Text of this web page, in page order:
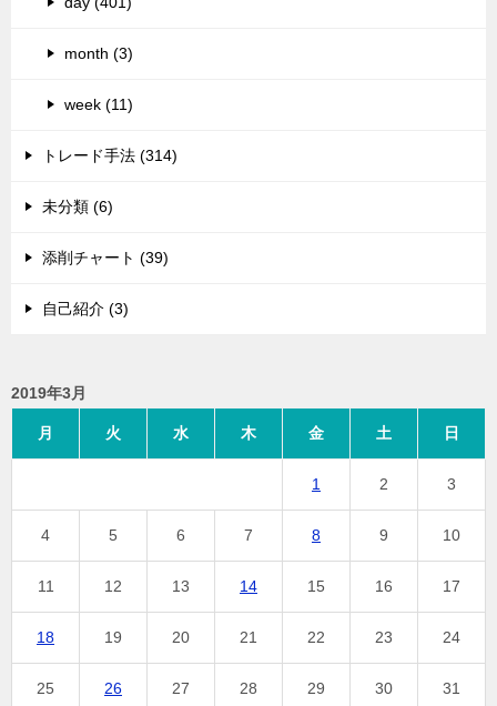
month (3)
week (11)
トレード手法 (314)
未分類 (6)
添削チャート (39)
自己紹介 (3)
2019年3月
月 火 水 木 金 土 日
1 2 3
4 5 6 7 8 9 10
11 12 13 14 15 16 17
18 19 20 21 22 23 24
25 26 27 28 29 30 31